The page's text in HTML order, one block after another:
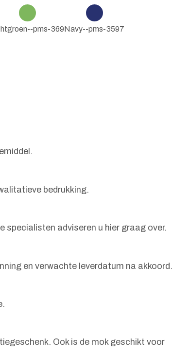
pms-369Navy--pms-3597
bedrukking.
specialisten adviseren u hier graag over.
en verwachte leverdatum na akkoord.
Ook is de mok geschikt voor